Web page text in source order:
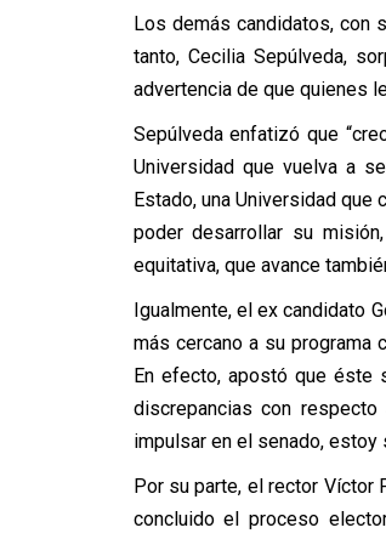
Los demás candidatos, con
tanto, Cecilia Sepúlveda,
advertencia de que quienes
Sepúlveda enfatizó que
Universidad que vuelva a
Estado, una Universidad
poder desarrollar su
equitativa, que avance
Igualmente, el ex candidato
más cercano a su programa
En efecto, apostó que éste
discrepancias con
impulsar en el senado, estoy
Por su parte, el rector Víctor
concluido el proceso